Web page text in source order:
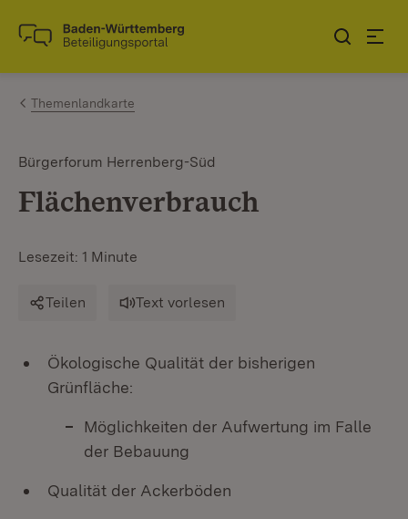
Zum Inhalt springen
Link zur Startseite
Themenlandkarte
Bürgerforum Herrenberg-Süd
Flächenverbrauch
Lesezeit: 1 Minute
Teilen Text vorlesen
Ökologische Qualität der bisherigen
Grünfläche:
Möglichkeiten der Aufwertung im Falle
der Bebauung
Qualität der Ackerböden